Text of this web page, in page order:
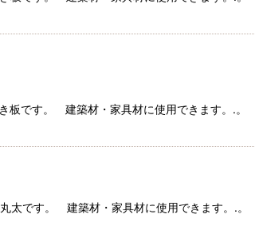
です。 建築材・家具材に使用できます。.。
です。 建築材・家具材に使用できます。.。